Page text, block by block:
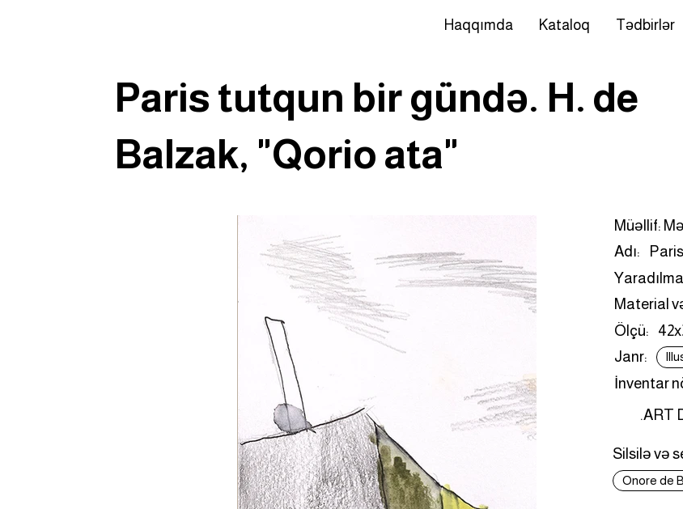
Haqqımda Kataloq Tədbirlər
Paris tutqun bir gündə. H. de
Balzak, "Qorio ata"
Müəllif:
Adı:
Material
Ölçü:
Janr:
İnventar
.ART
Silsilə və
Onore de